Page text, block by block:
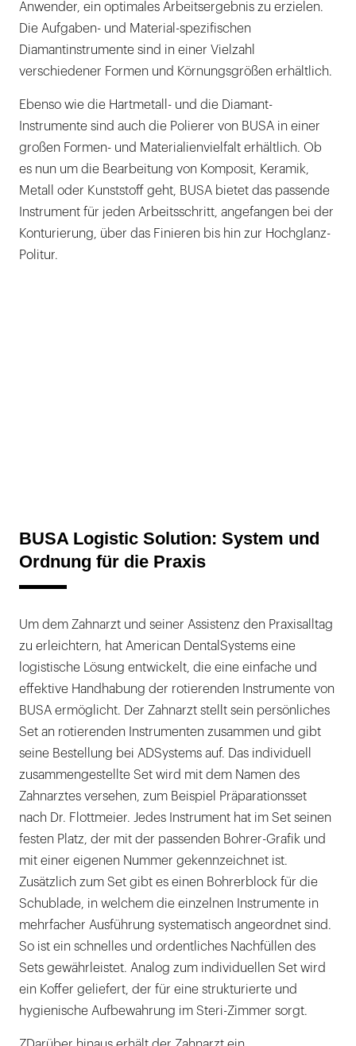
Anwender, ein optimales Arbeitsergebnis zu erzielen.
Die Aufgaben- und Material-spezifischen
Diamantinstrumente sind in einer Vielzahl
verschiedener Formen und Körnungsgrößen erhältlich.
Ebenso wie die Hartmetall- und die Diamant-
Instrumente sind auch die Polierer von BUSA in einer
großen Formen- und Materialienvielfalt erhältlich. Ob
es nun um die Bearbeitung von Komposit, Keramik,
Metall oder Kunststoff geht, BUSA bietet das passende
Instrument für jeden Arbeitsschritt, angefangen bei der
Konturierung, über das Finieren bis hin zur Hochglanz-
Politur.
BUSA Logistic Solution: System und
Ordnung für die Praxis
Um dem Zahnarzt und seiner Assistenz den Praxisalltag
zu erleichtern, hat American DentalSystems eine
logistische Lösung entwickelt, die eine einfache und
effektive Handhabung der rotierenden Instrumente von
BUSA ermöglicht. Der Zahnarzt stellt sein persönliches
Set an rotierenden Instrumenten zusammen und gibt
seine Bestellung bei ADSystems auf. Das individuell
zusammengestellte Set wird mit dem Namen des
Zahnarztes versehen, zum Beispiel Präparationsset
nach Dr. Flottmeier. Jedes Instrument hat im Set seinen
festen Platz, der mit der passenden Bohrer-Grafik und
mit einer eigenen Nummer gekennzeichnet ist.
Zusätzlich zum Set gibt es einen Bohrerblock für die
Schublade, in welchem die einzelnen Instrumente in
mehrfacher Ausführung systematisch angeordnet sind.
So ist ein schnelles und ordentliches Nachfüllen des
Sets gewährleistet. Analog zum individuellen Set wird
ein Koffer geliefert, der für eine strukturierte und
hygienische Aufbewahrung im Steri-Zimmer sorgt.